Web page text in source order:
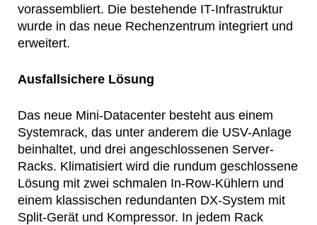
vorassembliert. Die bestehende IT-Infrastruktur
wurde in das neue Rechenzentrum integriert und
erweitert.
Ausfallsichere Lösung
Das neue Mini-Datacenter besteht aus einem
Systemrack, das unter anderem die USV-Anlage
beinhaltet, und drei angeschlossenen Server-
Racks. Klimatisiert wird die rundum geschlossene
Lösung mit zwei schmalen In-Row-Kühlern und
einem klassischen redundanten DX-System mit
Split-Gerät und Kompressor. In jedem Rack